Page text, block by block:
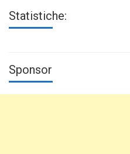
Statistiche:
Sponsor